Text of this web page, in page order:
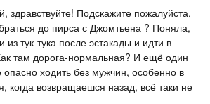
здравствуйте! Подскажите пожалуйста,
до пирса с Джомтьена ? Поняла,
из тук-тука после эстакады и идти в
там дорога-нормальная? И ещё один
ходить без мужчин, особенно в
когда возвращаешся назад, всё таки не